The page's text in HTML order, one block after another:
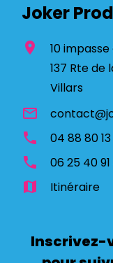
Joker
location_on
10
137 Rte
Villars
mail_outline
phone 04 88 80
phone 06 25 40 91
map Itinéraire
Inscrivez-